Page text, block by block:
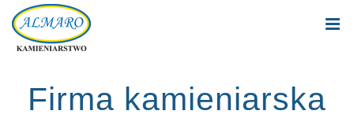
Skip
content
Firma kamieniarska